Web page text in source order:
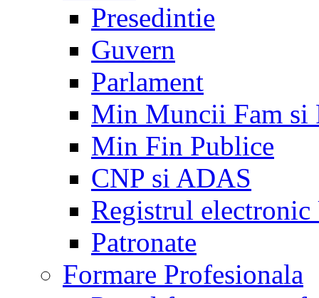
Presedintie
Guvern
Parlament
Min Muncii Fam si
Min Fin Publice
CNP si ADAS
Registrul electronic
Patronate
Formare Profesionala